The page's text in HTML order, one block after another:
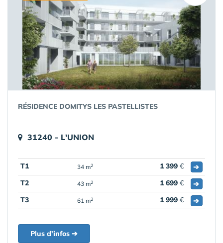
RÉSIDENCE DOMITYS LES PASTELLISTES
31240 - L'UNION
T1 34 m2 1 399 €
➔
T2
43 m2 1 699 €
➔
T3
61 m2 1 999 € ➔
Plus d'infos ➔